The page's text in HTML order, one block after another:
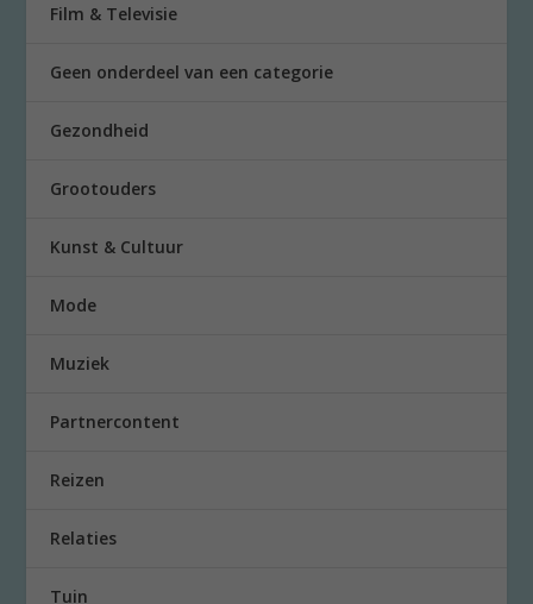
Film & Televisie
Geen onderdeel van een categorie
Gezondheid
Grootouders
Kunst & Cultuur
Mode
Muziek
Partnercontent
Reizen
Relaties
Tuin